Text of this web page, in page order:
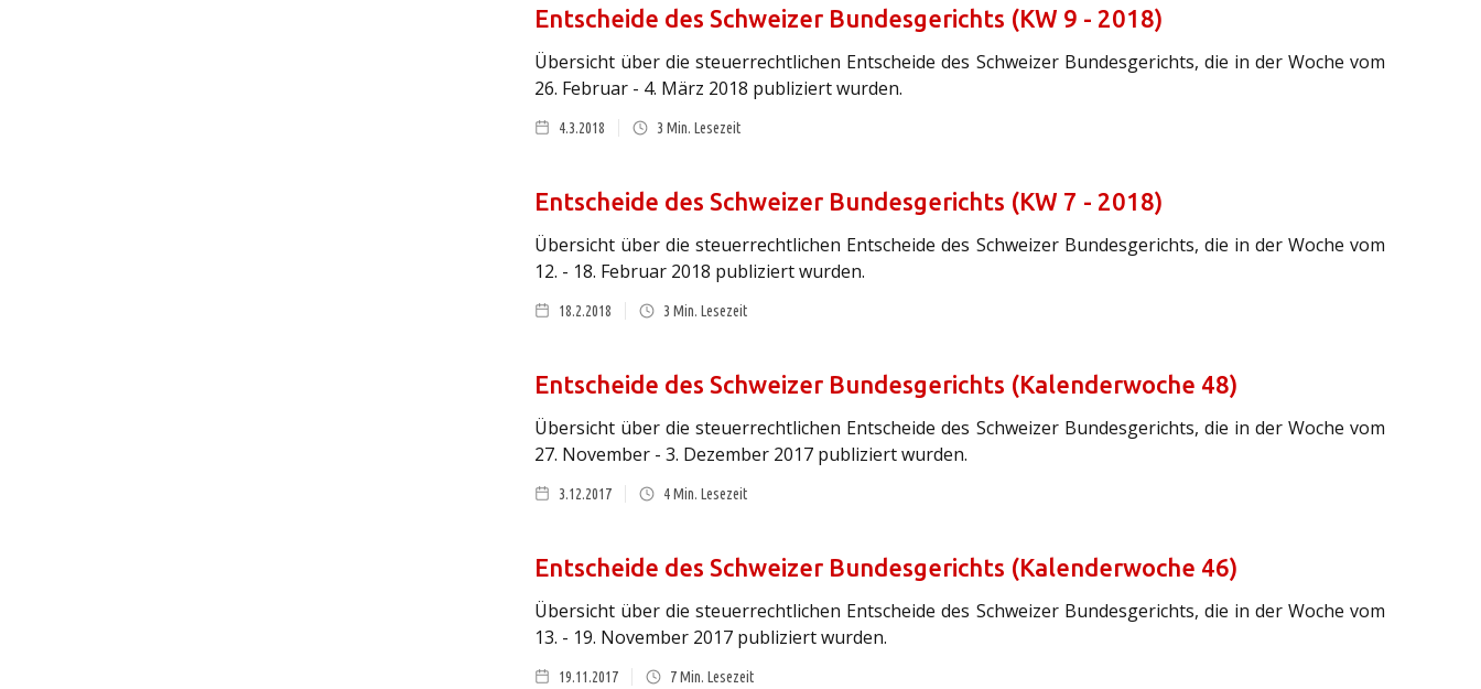
Entscheide des Schweizer Bundesgerichts (KW 9 - 2018)
Übersicht über die steuerrechtlichen Entscheide des Schweizer Bundesgerichts, die in der Woche vom
26. Februar - 4. März 2018 publiziert wurden.
4.3.2018 3 Min. Lesezeit
Entscheide des Schweizer Bundesgerichts (KW 7 - 2018)
Übersicht über die steuerrechtlichen Entscheide des Schweizer Bundesgerichts, die in der Woche vom
12. - 18. Februar 2018 publiziert wurden.
18.2.2018 3 Min. Lesezeit
Entscheide des Schweizer Bundesgerichts (Kalenderwoche 48)
Übersicht über die steuerrechtlichen Entscheide des Schweizer Bundesgerichts, die in der Woche vom
27. November - 3. Dezember 2017 publiziert wurden.
3.12.2017 4Min. Lesezeit
Entscheide des Schweizer Bundesgerichts (Kalenderwoche 46)
Übersicht über die steuerrechtlichen Entscheide des Schweizer Bundesgerichts, die in der Woche vom
13. - 19. November 2017 publiziert wurden.
19.11.2017 7Min. Lesezeit